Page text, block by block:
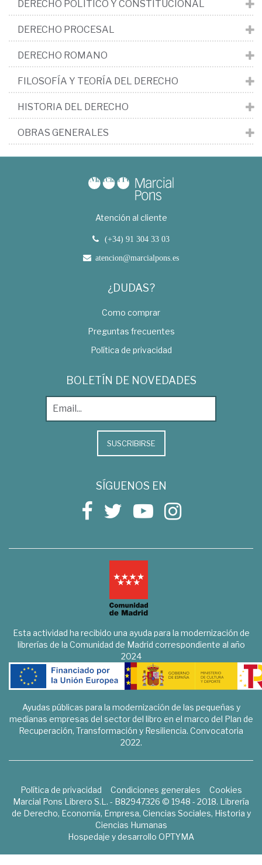
DERECHO POLÍTICO Y CONSTITUCIONAL
DERECHO PROCESAL
DERECHO ROMANO
FILOSOFÍA Y TEORÍA DEL DERECHO
HISTORIA DEL DERECHO
OBRAS GENERALES
Atención al cliente
(+34) 91 304 33 03
atencion@marcialpons.es
¿DUDAS?
Como comprar
Preguntas frecuentes
Política de privacidad
BOLETÍN DE NOVEDADES
SUSCRIBIRSE
SÍGUENOS EN
Esta actividad ha recibido una ayuda para la modernización de
librerías de la Comunidad de Madrid correspondiente al año
2024
Ayudas públicas para la modernización de las pequeñas y
medianas empresas del sector del libro en el marco del Plan de
Recuperación, Transformación y Resiliencia. Convocatoria
2022.
Política de privacidad Condiciones generales
Cookies
Marcial Pons Librero S.L. - B82947326 © 1948 - 2018. Librería
de Derecho, Economía, Empresa, Ciencias Sociales, Historia y
Ciencias Humanas
Hospedaje y desarrollo OPTYMA